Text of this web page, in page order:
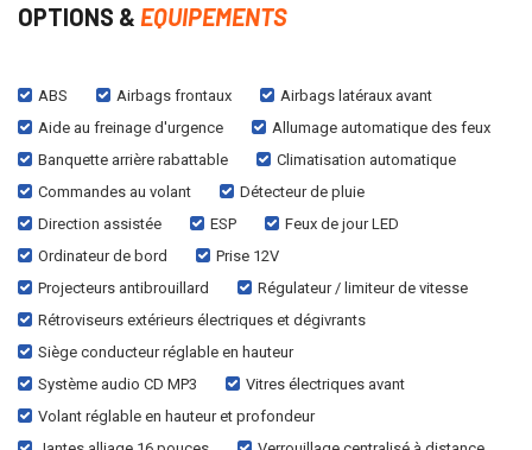
OPTIONS & EQUIPEMENTS
ABS Airbags frontaux
Airbags latéraux avant
Aide au freinage d'urgence
Allumage automatique des feux
Banquette arrière rabattable
Climatisation automatique
Commandes au volant
Détecteur de pluie
Direction assistée
ESP
Feux de jour LED
Ordinateur de bord
Prise 12V
Projecteurs antibrouillard
Régulateur / limiteur de vitesse
Rétroviseurs extérieurs électriques et dégivrants
Siège conducteur réglable en hauteur
Système audio CD MP3
Vitres électriques avant
Volant réglable en hauteur et profondeur